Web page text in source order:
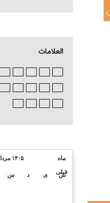
العلامات
۱۴۰۵ مرداد
ماه
قبلی
ش ی د س